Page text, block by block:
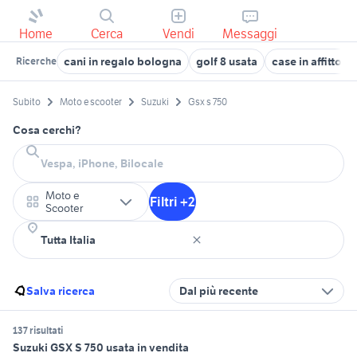
Home Cerca Vendi Messaggi
Ricerche cani in regalo bologna golf 8 usata case in affitto
Subito Moto e scooter Suzuki Gsx s 750
Cosa cerchi?
Moto e
Scooter
Filtri +2
Salva ricerca Dal più recente
137 risultati
Suzuki GSX S 750 usata in vendita